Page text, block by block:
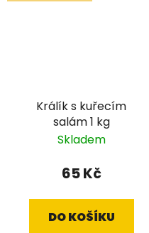
Králík s kuřecím
salám 1 kg
Skladem
65 Kč
DO KOŠÍKU